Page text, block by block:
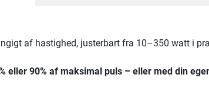
af hastighed, justerbart fra 10–350 watt i
eller 90% af maksimal puls – eller med din